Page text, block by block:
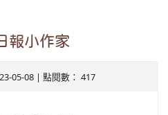
報小作家
05-08 | 點閱數： 417